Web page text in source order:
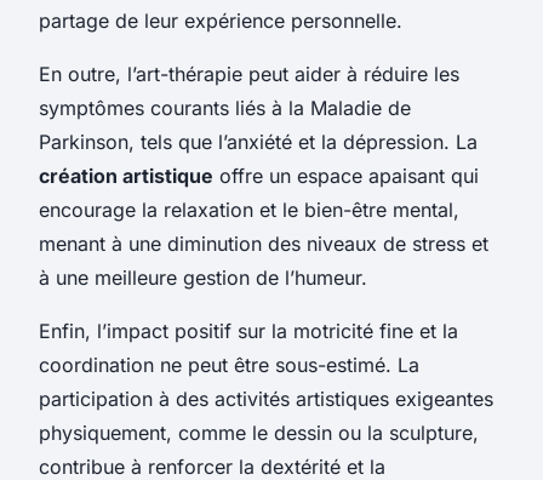
partage de leur expérience personnelle.
En outre, l’art-thérapie peut aider à réduire les
symptômes courants liés à la Maladie de
Parkinson, tels que l’anxiété et la dépression. La
création artistique offre un espace apaisant qui
encourage la relaxation et le bien-être mental,
menant à une diminution des niveaux de stress et
à une meilleure gestion de l’humeur.
Enfin, l’impact positif sur la motricité fine et la
coordination ne peut être sous-estimé. La
participation à des activités artistiques exigeantes
physiquement, comme le dessin ou la sculpture,
contribue à renforcer la dextérité et la